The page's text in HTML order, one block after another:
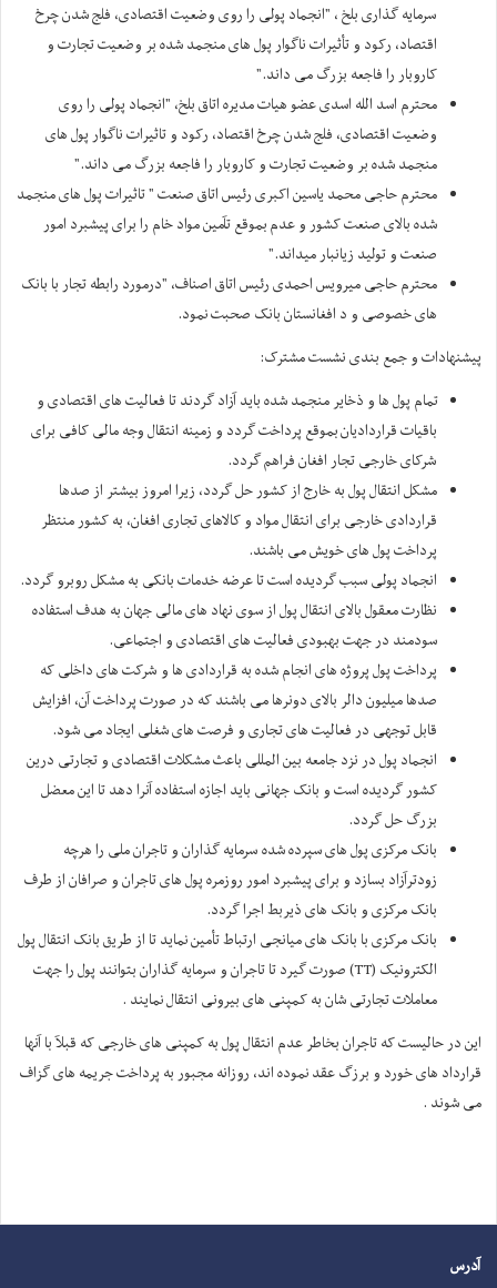
سرمایه گذاری بلخ ، "انجماد پولی را روی وضعیت اقتصادی، فلج شدن چرخ
اقتصاد، رکود و تأثیرات ناگوار پول های منجمد شده بر وضعیت تجارت و
کاروبار را فاجعه بزرگ می داند."
محترم اسد الله اسدی عضو هیات مدیره اتاق بلخ، "انجماد پولی را روی
وضعیت اقتصادی، فلج شدن چرخ اقتصاد، رکود و تاثیرات ناگوار پول های
منجمد شده بر وضعیت تجارت و کاروبار را فاجعه بزرگ می داند."
محترم حاجی محمد یاسین اکبری رئیس اتاق صنعت " تاثیرات پول های منجمد
شده بالای صنعت کشور و عدم بموقع تآمین مواد خام را برای پیشبرد امور
صنعت و تولید زیانبار میداند."
محترم حاجی میرویس احمدی رئیس اتاق اصناف، "درمورد رابطه تجار با بانک
های خصوصی و د افغانستان بانک صحبت نمود.
پیشنهادات و جمع بندی نشست مشترک:
تمام پول ها و ذخایر منجمد شده باید آزاد گردند تا فعالیت های اقتصادی و
باقیات قراردادیان بموقع پرداخت گردد و زمینه انتقال وجه مالی کافی برای
شرکای خارجی تجار افغان فراهم گردد.
مشکل انتقال پول به خارج از کشور حل گردد، زیرا امروز بیشتر از صدها
قراردادی خارجی برای انتقال مواد و کالاهای تجاری افغان، به کشور منتظر
پرداخت پول های خویش می باشند.
انجماد پولی سبب گردیده است تا عرضه خدمات بانکی به مشکل روبرو گردد.
نظارت معقول بالای انتقال پول از سوی نهاد های مالی جهان به هدف استفاده
سودمند در جهت بهبودی فعالیت های اقتصادی و اجتماعی.
پرداخت پول پروژه های انجام شده به قراردادی ها و شرکت های داخلی که
صدها میلیون دالر بالای دونرها می باشند که در صورت پرداخت آن، افزایش
قابل توجهی در فعالیت های تجاری و فرصت های شغلی ایجاد می شود.
انجماد پول در نزد جامعه بین المللی باعث مشکلات اقتصادی و تجارتی درین
کشور گردیده است و بانک جهانی باید اجازه استفاده آنرا دهد تا این معضل
بزرگ حل گردد.
بانک مرکزی پول های سپرده شده سرمایه گذاران و تاجران ملی را هرچه
زودترآزاد بسازد و برای پیشبرد امور روزمره پول های تاجران و صرافان از طرف
بانک مرکزی و بانک های ذیربط اجرا گردد.
بانک مرکزی با بانک های میانجی ارتباط تأمین نماید تا از طریق بانک انتقال پول
الکترونیک (TT) صورت گیرد تا تاجران و سرمایه گذاران بتوانند پول را جهت
معاملات تجارتی شان به کمپنی های بیرونی انتقال نمایند .
این در حالیست که تاجران بخاطر عدم انتقال پول به کمپنی های خارجی که قبلآ با آنها
قرارداد های خورد و برزگ عقد نموده اند، روزانه مجبور به پرداخت جریمه های گزاف
می شوند .
آدرس